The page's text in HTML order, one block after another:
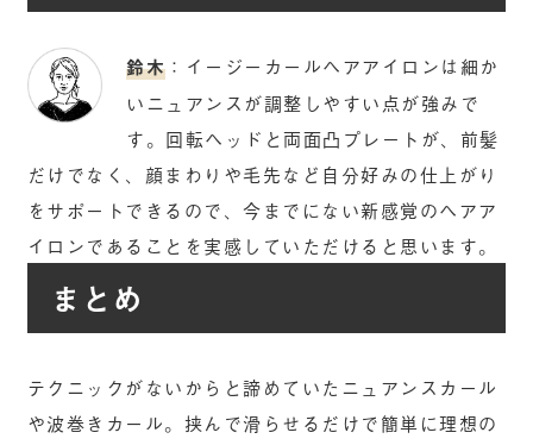
鈴木 ：イージーカールヘアアイロンは細か
いニュアンスが調整しやすい点が強みで
す。回転ヘッドと両面凸プレートが、前髪
だけでなく、顔まわりや毛先など自分好みの仕上がり
をサポートできるので、今までにない新感覚のヘアア
イロンであることを実感していただけると思います。
まとめ
テクニックがないからと諦めていたニュアンスカール
や波巻きカール。挟んで滑らせるだけで簡単に理想の